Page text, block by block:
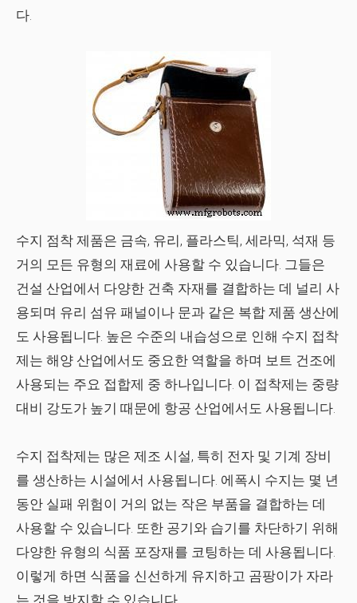
다.
수지 점착 제품은 금속, 유리, 플라스틱, 세라믹, 석재 등
거의 모든 유형의 재료에 사용할 수 있습니다. 그들은
건설 산업에서 다양한 건축 자재를 결합하는 데 널리 사
용되며 유리 섬유 패널이나 문과 같은 복합 제품 생산에
도 사용됩니다. 높은 수준의 내습성으로 인해 수지 접착
제는 해양 산업에서도 중요한 역할을 하며 보트 건조에
사용되는 주요 접합제 중 하나입니다. 이 접착제는 중량
대비 강도가 높기 때문에 항공 산업에서도 사용됩니다.
수지 접착제는 많은 제조 시설, 특히 전자 및 기계 장비
를 생산하는 시설에서 사용됩니다. 에폭시 수지는 몇 년
동안 실패 위험이 거의 없는 작은 부품을 결합하는 데
사용할 수 있습니다. 또한 공기와 습기를 차단하기 위해
다양한 유형의 식품 포장재를 코팅하는 데 사용됩니다.
이렇게 하면 식품을 신선하게 유지하고 곰팡이가 자라
는 것을 방지할 수 있습니다.